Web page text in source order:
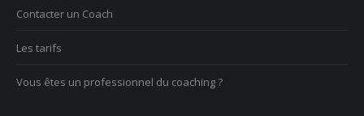
Contacter un Coach
Les tarifs
Vous êtes un professionnel du coaching ?